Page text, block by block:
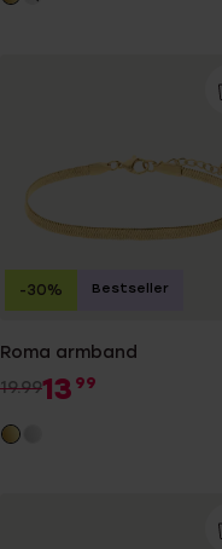
Roma armband
19.9913 99
-30% Bestseller